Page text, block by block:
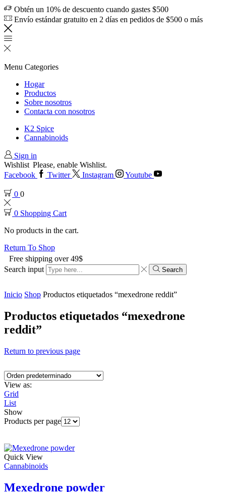
Obtén un 10% de descuento cuando gastes $500
Envío estándar gratuito en 2 días en pedidos de $500 o más
Menu Categories
Hogar
Productos
Sobre nosotros
Contacta con nosotros
K2 Spice
Cannabinoids
Sign in
Wishlist Please, enable Wishlist.
Facebook
Twitter Instagram Youtube
0 0
0 Shopping Cart
No products in the cart.
Return To Shop
Free shipping over 49$
Search input
Search
Inicio Shop Productos etiquetados “mexedrone reddit”
Productos etiquetados “mexedrone
reddit”
Return to previous page
View as:
Grid
List
Show
Products per page
Quick View
Cannabinoids
Mexedrone powder